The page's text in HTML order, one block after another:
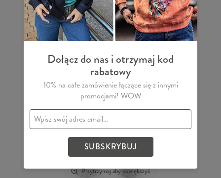
Przytrzymaj aby powiększyć
Dołącz do nas i otrzymaj kod
rabatowy
10% na całe zamówienie łączące się z innymi
promocjami! WOW
SUBSKRYBUJ